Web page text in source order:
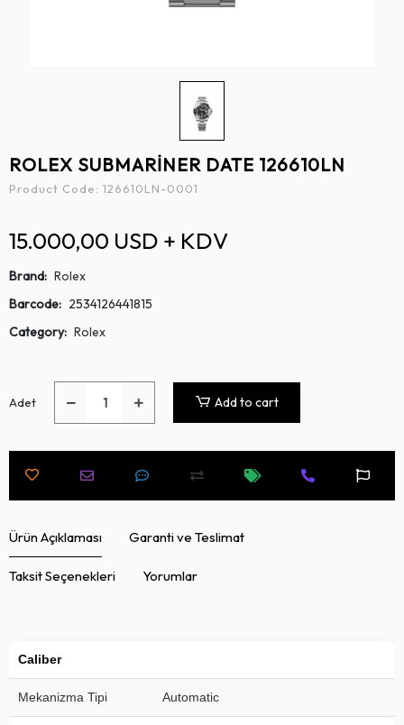
ROLEX SUBMARİNER DATE 126610LN
Product Code: 126610LN-0001
15.000,00 USD + KDV
Brand: Rolex
Barcode: 2534126441815
Category: Rolex
Adet Add to cart
Ürün Açıklaması Garanti ve Teslimat
Taksit Seçenekleri Yorumlar
Caliber
Mekanizma Tipi Automatic